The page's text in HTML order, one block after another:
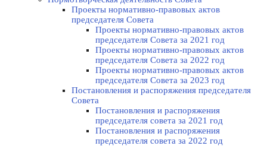
Проекты нормативно-правовых актов
председателя Cовета
Проекты нормативно-правовых актов
председателя Cовета за 2021 год
Проекты нормативно-правовых актов
председателя Cовета за 2022 год
Проекты нормативно-правовых актов
председателя Cовета за 2023 год
Постановления и распоряжения председателя
Cовета
Постановления и распоряжения
председателя совета за 2021 год
Постановления и распоряжения
председателя совета за 2022 год